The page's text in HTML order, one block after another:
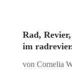
Rad,
im
von Cornelia